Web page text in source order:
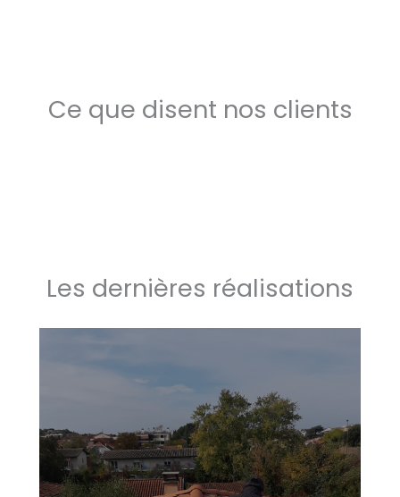
Ce que disent nos clients
Les dernières réalisations